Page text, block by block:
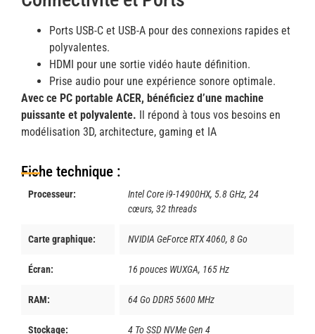
Ports USB-C et USB-A pour des connexions rapides et
polyvalentes.
HDMI pour une sortie vidéo haute définition.
Prise audio pour une expérience sonore optimale.
Avec ce PC portable ACER, bénéficiez d’une machine
puissante et polyvalente. Il répond à tous vos besoins en
modélisation 3D, architecture, gaming et IA
Fiche technique :
Processeur:
Intel Core i9-14900HX, 5.8 GHz, 24
cœurs, 32 threads
Carte graphique: NVIDIA GeForce RTX 4060, 8 Go
Écran: 16 pouces WUXGA, 165 Hz
RAM: 64 Go DDR5 5600 MHz
Stockage: 4 To SSD NVMe Gen 4